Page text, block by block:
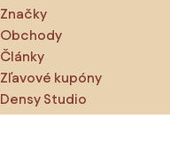
Značky
Obchody
Články
Zľavové kupóny
Densy Studio